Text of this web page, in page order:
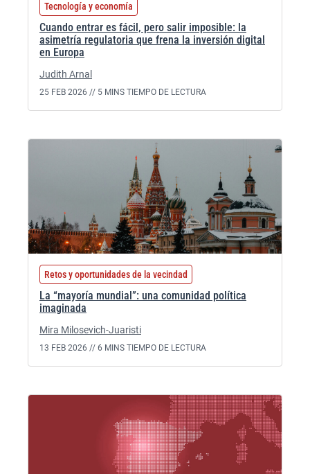
Tecnología y economía
Cuando entrar es fácil, pero salir imposible: la
asimetría regulatoria que frena la inversión digital
en Europa
Judith Arnal
25 FEB 2026 // 5 MINS TIEMPO DE LECTURA
Retos y oportunidades de la vecindad
La “mayoría mundial”: una comunidad política
imaginada
Mira Milosevich-Juaristi
13 FEB 2026 // 6 MINS TIEMPO DE LECTURA